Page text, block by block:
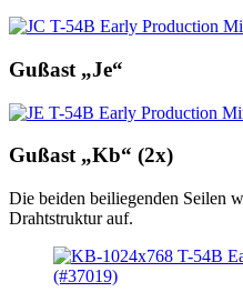
Gußast „Je“
Gußast „Kb“ (2x)
Die beiden beiliegenden Seilen
Drahtstruktur auf.